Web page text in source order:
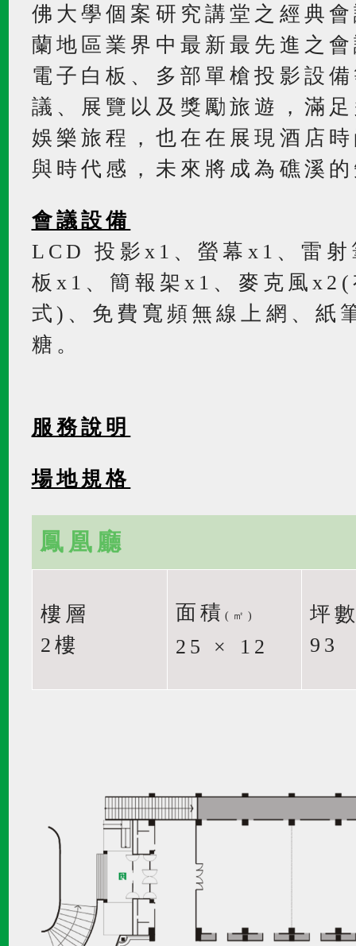
佛大學個案研究講堂之經典
蘭地區業界中最新最先進之
電子白板、多部單槍投影設
議、展覽以及獎勵旅遊，滿
娛樂旅程，也在在展現酒店
與時代感，未來將成為礁溪
會議設備
LCD 投影x1、螢幕x1、雷
板x1、簡報架x1、麥克風
式)、免費寬頻無線上網、紙
糖。
服務說明
場地規格
鳳凰廳
樓層
2樓
面積 (㎡)
25 × 12
坪
93